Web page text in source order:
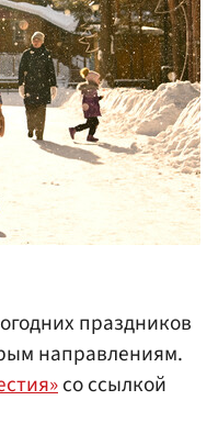
праздников
направлениям.
со ссылкой